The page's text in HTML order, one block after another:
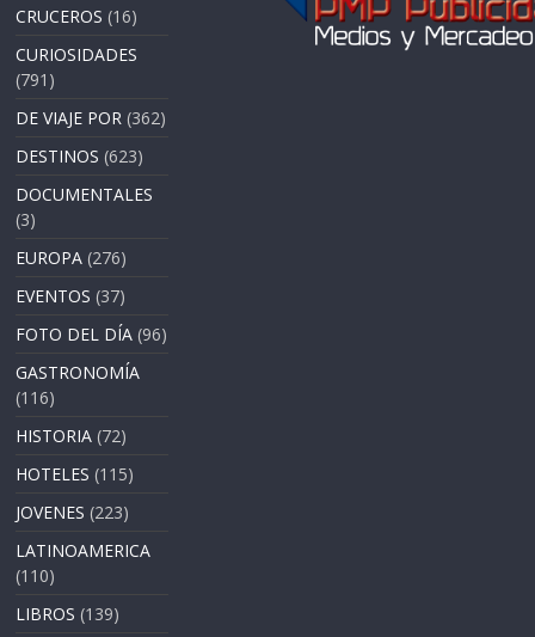
CRUCEROS (16)
CURIOSIDADES
(791)
DE VIAJE POR (362)
DESTINOS (623)
DOCUMENTALES
(3)
EUROPA (276)
EVENTOS (37)
FOTO DEL DÍA (96)
GASTRONOMÍA
(116)
HISTORIA (72)
HOTELES (115)
JOVENES (223)
LATINOAMERICA
(110)
LIBROS (139)